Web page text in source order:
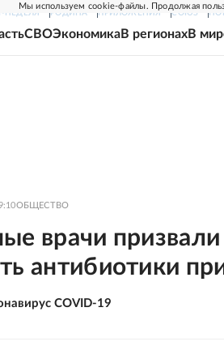
Мы используем cookie-файлы. Продолжая
НЕДЕЛЯ РОДИНА ПРИЛОЖЕНИЯ СОЮЗ
СВОЭкономикаВ регионахВ
ОБЩЕСТВО
врачи
антибиотики
COVID-19